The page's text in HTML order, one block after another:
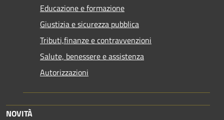
Educazione e formazione
Giustizia e sicurezza pubblica
Tributi,finanze e contravvenzioni
Salute, benessere e assistenza
Autorizzazioni
NOVITÀ